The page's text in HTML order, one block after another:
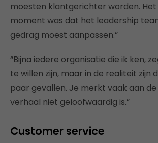
moesten klantgerichter worden. Het
moment was dat het leadership
gedrag moest aanpassen.”
“Bijna iedere organisatie die ik ken,
te willen zijn, maar in de realiteit zijn
paar gevallen. Je merkt vaak aan
verhaal niet geloofwaardig is.”
Customer service